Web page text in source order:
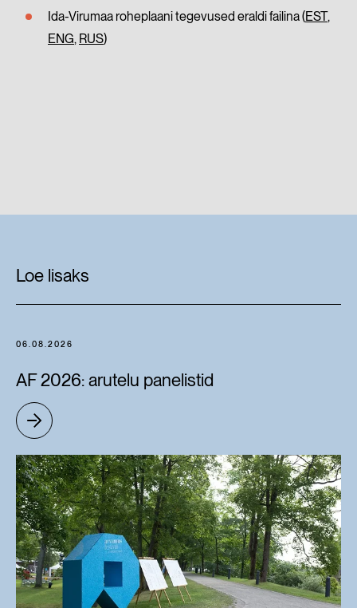
Ida-Virumaa roheplaani tegevused eraldi failina (EST,
ENG, RUS)
Loe lisaks
06.08.2026
AF 2026: arutelu panelistid